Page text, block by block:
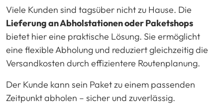
Viele Kunden sind tagsüber nicht zu Hause. Die
Lieferung an Abholstationen oder Paketshops
bietet hier eine praktische Lösung. Sie ermöglicht
eine flexible Abholung und reduziert gleichzeitig die
Versandkosten durch effizientere Routenplanung.
Der Kunde kann sein Paket zu einem passenden
Zeitpunkt abholen – sicher und zuverlässig.